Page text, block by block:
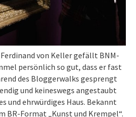
von Keller gefällt BNM-
persönlich so gut, dass er fast
des Bloggerwalks gesprengt
und keineswegs angestaubt
und ehrwürdiges Haus. Bekannt
BR-Format „Kunst und Krempel“.